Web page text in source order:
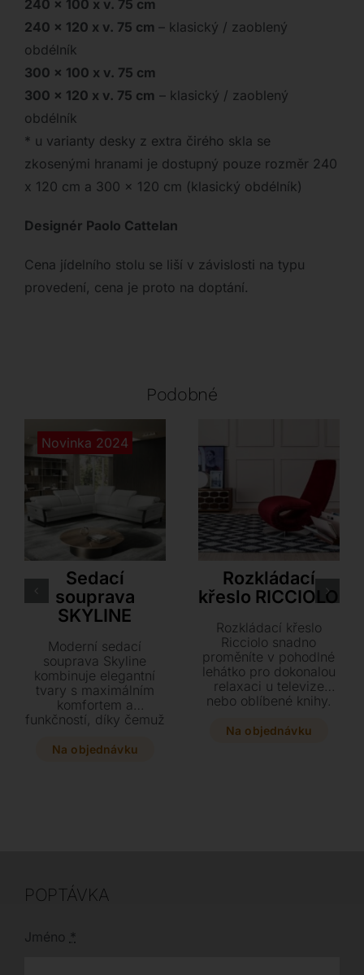
240 x 100 x v. 75 cm
240 x 120 x v. 75 cm – klasický / zaoblený
obdélník
300 x 100 x v. 75 cm
300 x 120 x v. 75 cm – klasický / zaoblený
obdélník
* u varianty desky z extra čirého skla se
zkosenými hranami je dostupný pouze rozměr 240
x 120 cm a 300 x 120 cm (klasický obdélník)
Designér Paolo Cattelan
Cena jídelního stolu se liší v závislosti na typu
provedení, cena je proto na doptání.
Podobné
Novinka 2024
LoiudiceD
Sedací
souprava
SKYLINE
Moderní sedací
souprava Skyline
kombinuje elegantní
tvary s maximálním
komfortem a
funkčností, díky čemuž
každého interiéru.
kůží i textilií v mnoha
rozměrech a
Na objednávku
Tonin Casa
Rozkládací
křeslo RICCIOLO
Rozkládací křeslo
Ricciolo snadno
proměníte v pohodlné
lehátko pro dokonalou
relaxaci u televize
nebo oblíbené knihy.
bohaté škály potahů od
Na objednávku
POPTÁVKA
Jméno *